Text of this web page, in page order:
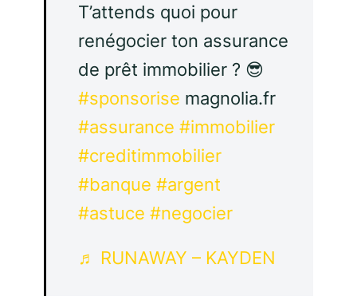
T’attends quoi pour
renégocier ton assurance
de prêt immobilier ? 😎
#sponsorise magnolia.fr
#assurance #immobilier
#creditimmobilier
#banque #argent
#astuce #negocier
♬ RUNAWAY – KAYDEN